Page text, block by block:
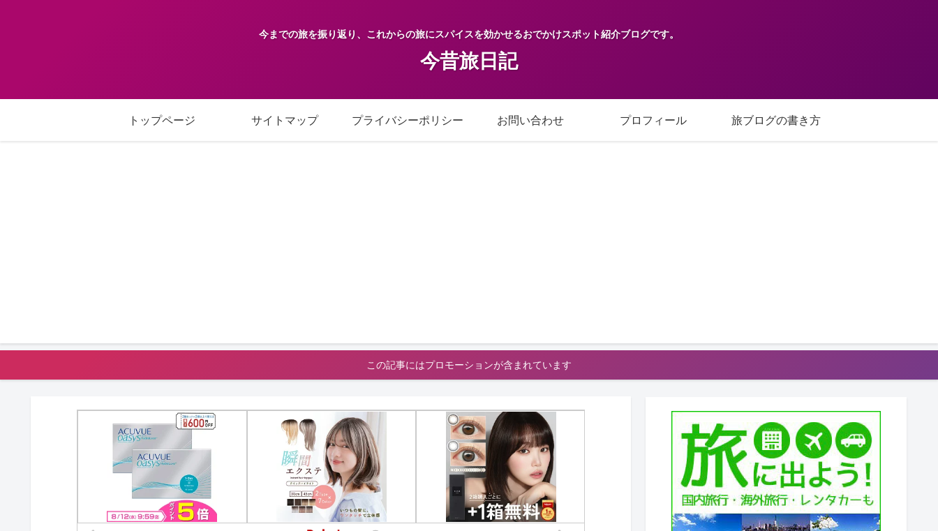
今までの旅を振り返り、これからの旅にスパイスを効かせるおでかけスポット紹介ブログです。
今昔旅日記
トップページ サイトマップ プライバシーポリシー お問い合わせ プロフィール 旅ブログの書き方
この記事にはプロモーションが含まれています